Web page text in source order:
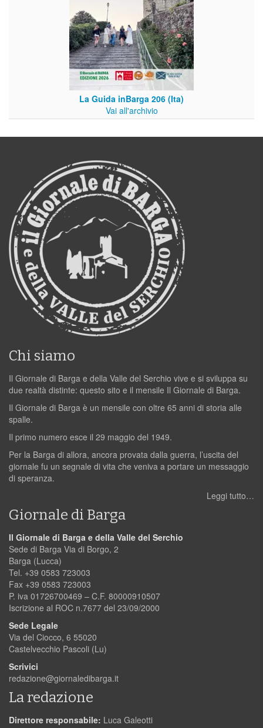
La Guida inBarga 206 (Ita)
Vai all'archivio
Chi siamo
Il Giornale di Barga e della Valle del Serchio vive e si sviluppa su
due realtà distinte: questo sito e il mensile Il Giornale di Barga.
Il Giornale di Barga è un mensile con oltre 65 anni di storia alle
spalle.
Il primo numero esce il 29 maggio del 1949.
Per la Barga di allora, ancora provata dalla guerra, l’uscita del
giornale fu un segnale di vita che veniva a portare un messaggio
di speranza.
Leggi tutto…
Giornale di Barga
Il Giornale di Barga e della Valle del Serchio
Sede di Barga Via di Borgo, 2
Barga (Lucca)
Tel. +39 0583 723003
Fax +39 0583 723003
P. iva 01726700469 – C.F. 80000910507
Iscrizione al ROC n.7677 del 23/09/2000
Sede Legale
Via del Ciocco, 6 55020
Castelvecchio Pascoli (Lu)
Scrivici
redazione@giornaledibarga.it
La redazione
Direttore responsabile: Luca Galeotti